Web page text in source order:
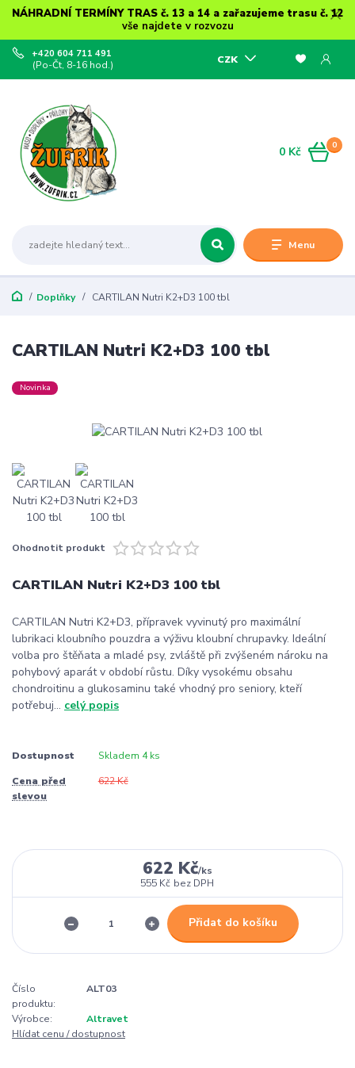
NÁHRADNÍ TERMÍNY TRAS č. 13 a 14 a zařazujeme trasu č. 12
vše najdete v rozvozu
Menu
CZK
+420 604 711 491
(Po-Čt, 8-16 hod.)
0
0 Kč
Doplňky CARTILAN Nutri K2+D3 100 tbl
CARTILAN Nutri K2+D3 100 tbl
Novinka
Ohodnotit produkt
CARTILAN Nutri K2+D3 100 tbl
CARTILAN Nutri K2+D3, přípravek vyvinutý pro maximální
lubrikaci kloubního pouzdra a výživu kloubní chrupavky. Ideální
volba pro štěňata a mladé psy, zvláště při zvýšeném nároku na
pohybový aparát v období růstu. Díky vysokému obsahu
chondroitinu a glukosaminu také vhodný pro seniory, kteří
potřebuj... celý popis
Dostupnost Skladem 4 ks
Cena před
slevou
622 Kč
622 Kč/ks
555 Kč bez DPH
Přidat do košíku
Číslo
produktu:
ALT03
Výrobce:
Altravet
Hlídat cenu / dostupnost